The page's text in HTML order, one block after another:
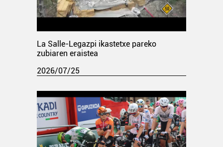
La Salle-Legazpi ikastetxe pareko
zubiaren eraistea
2026/07/25